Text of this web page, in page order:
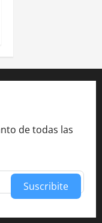
de todas las
Suscribite